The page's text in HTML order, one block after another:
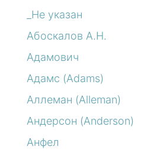
_Не указан
Абоскалов А.Н.
Адамович
Адамс (Adams)
Аллеман (Alleman)
Андерсон (Anderson)
Анфел